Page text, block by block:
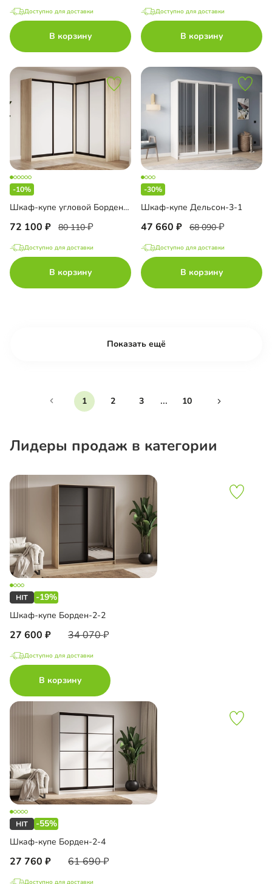
Доступно для доставки
В корзину
Доступно для доставки
В корзину
-10%
Шкаф-купе угловой Борден-6-6 2000
72 100 80 110
Доступно для доставки
В корзину
-30%
Шкаф-купе Дельсон-3-1
47 660 68 090
Доступно для доставки
В корзину
Показать ещё
1 2 3 ... 10
Лидеры продаж в категории
-19%
Шкаф-купе Борден-2-2
27 600 34 070
Доступно для доставки
В корзину
-55%
Шкаф-купе Борден-2-4
27 760 61 690